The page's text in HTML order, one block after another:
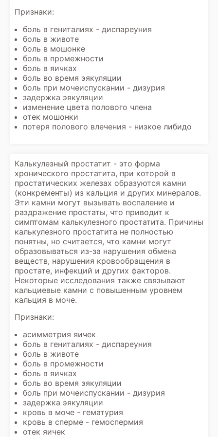
Признаки:
боль в гениталиях - диспареуния
боль в животе
боль в мошонке
боль в промежности
боль в яичках
боль во время эякуляции
боль при мочеиспускании - дизурия
задержка эякуляции
изменение цвета полового члена
отек мошонки
потеря полового влечения - низкое либидо
Калькулезный простатит - это форма
хронического простатита, при которой в
простатических железах образуются камни
(конкременты) из кальция и других минералов.
Эти камни могут вызывать воспаление и
раздражение простаты, что приводит к
симптомам калькулезного простатита. Причины
калькулезного простатита не полностью
понятны, но считается, что камни могут
образовываться из-за нарушения обмена
веществ, нарушения кровообращения в
простате, инфекций и других факторов.
Некоторые исследования также связывают
кальциевые камни с повышенным уровнем
кальция в моче.
Признаки:
асимметрия яичек
боль в гениталиях - диспареуния
боль в животе
боль в промежности
боль в яичках
боль во время эякуляции
боль при мочеиспускании - дизурия
задержка эякуляции
кровь в моче - гематурия
кровь в сперме - гемоспермия
отек яичек